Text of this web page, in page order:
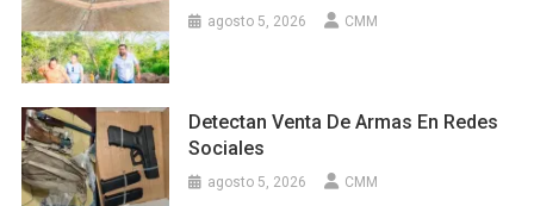
agosto 5, 2026 CMM
Detectan Venta De Armas En Redes
Sociales
agosto 5, 2026 CMM